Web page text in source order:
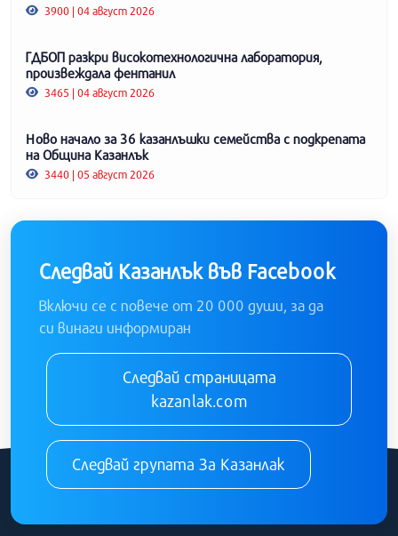
3900 | 04 август 2026
ГДБОП разкри високотехнологична лаборатория,
произвеждала фентанил
3465 | 04 август 2026
Ново начало за 36 казанлъшки семейства с подкрепата
на Община Казанлък
3440 | 05 август 2026
Следвай Казанлък във Facebook
Включи се с повече от 20 000 души, за да
си винаги информиран
Следвай страницата
kazanlak.com
Следвай групата За Казанлак